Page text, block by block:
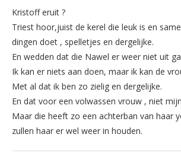
Kristoff eruit ?
Triest hoor,juist de kerel die leuk is en
dingen doet , spelletjes en dergelijke.
En wedden dat die Nawel er weer niet uit
Ik kan er niets aan doen, maar ik kan de
Met al dat ik ben zo zielig en dergelijke.
En dat voor een volwassen vrouw , niet
Maar die heeft zo een achterban van haar
zullen haar er wel weer in houden.